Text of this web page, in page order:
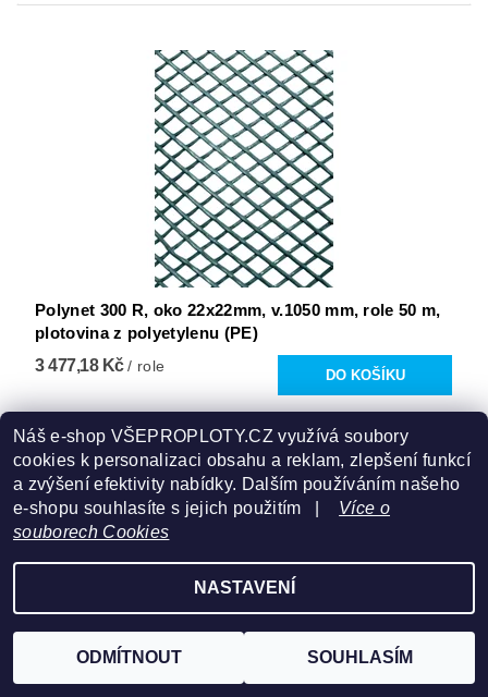
Polynet 300 R, oko 22x22mm, v.1050 mm, role 50 m,
plotovina z polyetylenu (PE)
3 477,18 Kč/ role
Náš e-shop VŠEPROPLOTY.CZ využívá soubory
cookies k personalizaci obsahu a reklam, zlepšení funkcí
a zvýšení efektivity nabídky. Dalším používáním našeho
e-shopu souhlasíte s jejich použitím | Více o
souborech Cookies
NASTAVENÍ
ODMÍTNOUT SOUHLASÍM